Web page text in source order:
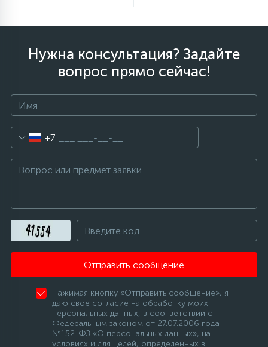
Нужна консультация? Задайте
вопрос прямо сейчас!
+7
Отправить сообщение
Нажимая кнопку «Отправить сообщение», я
даю свое согласие на обработку моих
персональных данных, в соответствии с
Федеральным законом от 27.07.2006 года
№152-ФЗ «О персональных данных», на
условиях и для целей, определенных в